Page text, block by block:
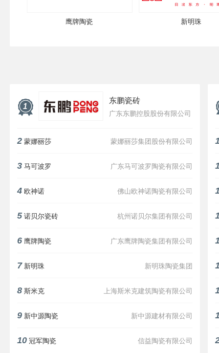
鹰牌陶瓷 新明珠
1
东鹏瓷砖
广东东鹏控股股份有限公司
2 蒙娜丽莎 蒙娜丽莎集团股份有限公司
3 马可波罗 广东马可波罗陶瓷有限公司
4 欧神诺 佛山欧神诺陶瓷有限公司
5 诺贝尔瓷砖 杭州诺贝尔集团有限公司
6 鹰牌陶瓷 广东鹰牌陶瓷集团有限公司
7 新明珠 新明珠陶瓷集团
8 斯米克 上海斯米克建筑陶瓷有限公司
9 新中源陶瓷 新中源建材有限公司
10 冠军陶瓷 信益陶瓷有限公司